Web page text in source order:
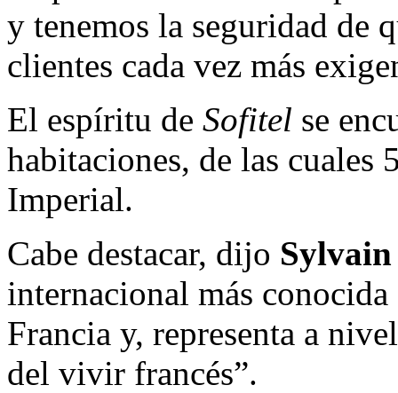
y tenemos la seguridad de
clientes cada vez más
El espíritu de Sofitel se
habitaciones, de las cuales
Imperial.
Cabe destacar, dijo
internacional más
Francia y, representa a
del vivir francés”.